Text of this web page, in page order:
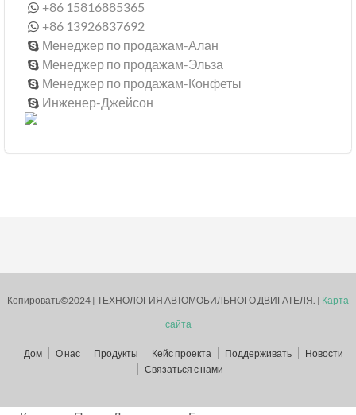
 +86 15816885365
 +86 13926837692
 Менеджер по продажам-Алан
 Менеджер по продажам-Эльза
 Менеджер по продажам-Конфеты
 Инженер-Джейсон
Копировать©2024 | ТЕХНОЛОГИЯ АВТОМОБИЛЬНОГО ДВИГАТЕЛЯ. | Карта
сайта
Дом О нас Продукты Кейс проекта Поддерживать
Новости
Связаться с нами